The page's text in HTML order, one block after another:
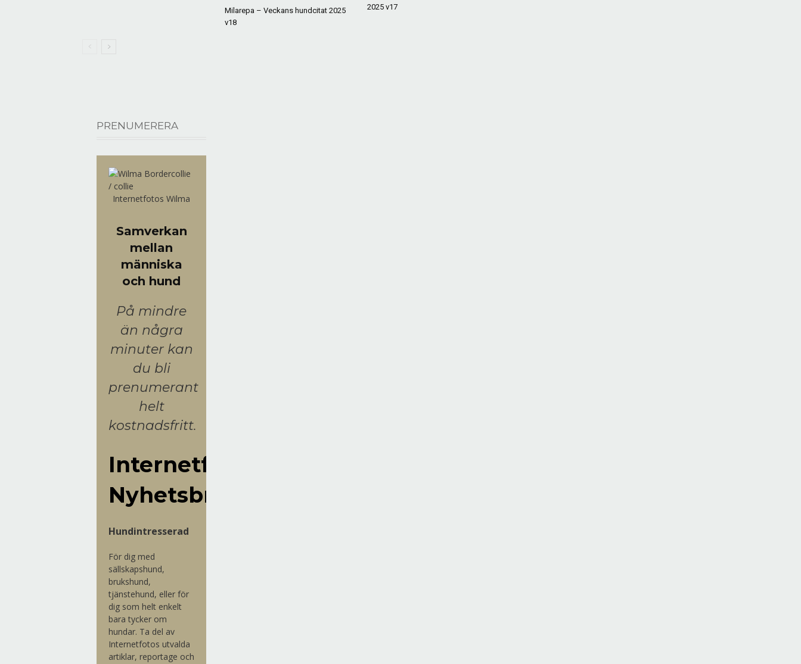
Milarepa – Veckans hundcitat 2025
v18
2025 v17
PRENUMERERA
Internetfotos Wilma
Samverkan
mellan
människa
och hund
På mindre
än några
minuter kan
du bli
prenumerant
helt
kostnadsfritt.
Internetfoto
Nyhetsbrev
Hundintresserad
För dig med
sällskapshund,
brukshund,
tjänstehund, eller för
dig som helt enkelt
bara tycker om
hundar. Ta del av
Internetfotos utvalda
artiklar, reportage och